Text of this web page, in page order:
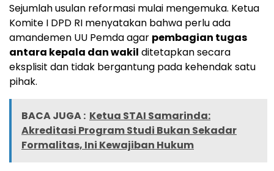
Sejumlah usulan reformasi mulai mengemuka. Ketua
Komite I DPD RI menyatakan bahwa perlu ada
amandemen UU Pemda agar pembagian tugas
antara kepala dan wakil ditetapkan secara
eksplisit dan tidak bergantung pada kehendak satu
pihak.
BACA JUGA : Ketua STAI Samarinda:
Akreditasi Program Studi Bukan Sekadar
Formalitas, Ini Kewajiban Hukum